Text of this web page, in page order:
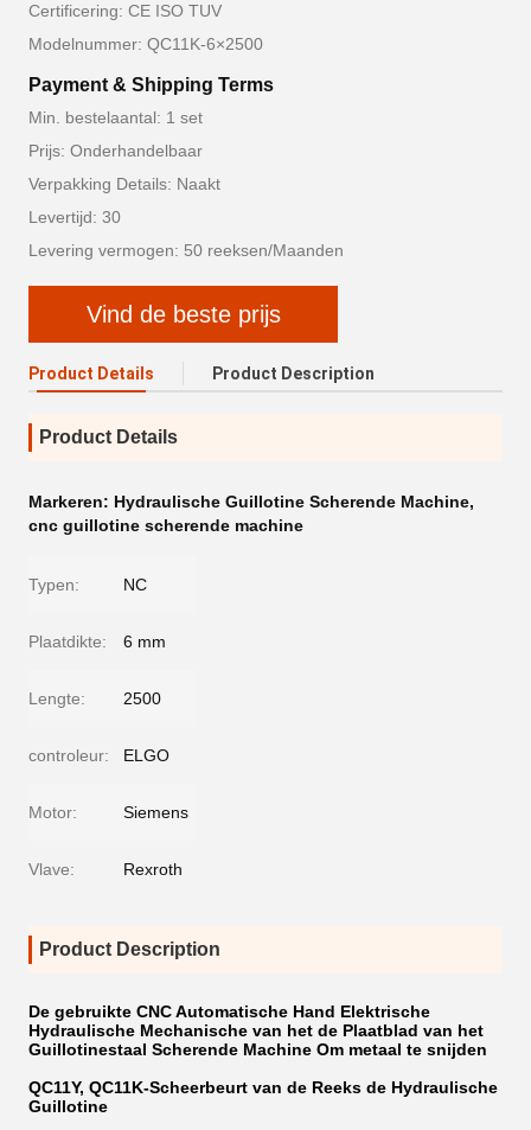
Certificering: CE ISO TUV
Modelnummer: QC11K-6×2500
Payment & Shipping Terms
Min. bestelaantal: 1 set
Prijs: Onderhandelbaar
Verpakking Details: Naakt
Levertijd: 30
Levering vermogen: 50 reeksen/Maanden
Vind de beste prijs
Product Details Product Description
Product Details
Markeren: Hydraulische Guillotine Scherende Machine,
cnc guillotine scherende machine
Typen: NC
Plaatdikte: 6 mm
Lengte: 2500
controleur: ELGO
Motor: Siemens
Vlave: Rexroth
Product Description
De gebruikte CNC Automatische Hand Elektrische
Hydraulische Mechanische van het de Plaatblad van het
Guillotinestaal Scherende Machine Om metaal te snijden
QC11Y, QC11K-Scheerbeurt van de Reeks de Hydraulische
Guillotine